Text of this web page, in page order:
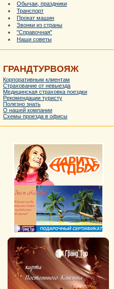
Обычаи, праздники
Транспорт
Прокат машин
Звонки из страны
"Справочная"
Наши советы
ГРАНДТУРВОЯЖ
Корпоративным клиентам
Страхование от невыезда
Медицинская страховка поездки
Рекомендации туристу
Полезно знать
О нашей компании
Схемы проезда в офисы